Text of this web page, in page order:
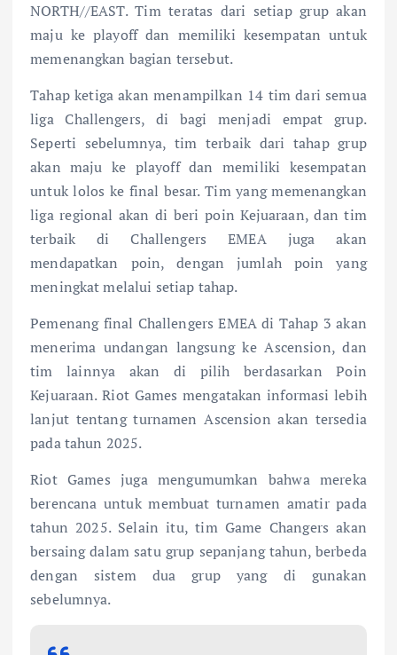
NORTH//EAST. Tim teratas dari setiap grup akan
maju ke playoff dan memiliki kesempatan untuk
memenangkan bagian tersebut.
Tahap ketiga akan menampilkan 14 tim dari semua
liga Challengers, di bagi menjadi empat grup.
Seperti sebelumnya, tim terbaik dari tahap grup
akan maju ke playoff dan memiliki kesempatan
untuk lolos ke final besar. Tim yang memenangkan
liga regional akan di beri poin Kejuaraan, dan tim
terbaik di Challengers EMEA juga akan
mendapatkan poin, dengan jumlah poin yang
meningkat melalui setiap tahap.
Pemenang final Challengers EMEA di Tahap 3 akan
menerima undangan langsung ke Ascension, dan
tim lainnya akan di pilih berdasarkan Poin
Kejuaraan. Riot Games mengatakan informasi lebih
lanjut tentang turnamen Ascension akan tersedia
pada tahun 2025.
Riot Games juga mengumumkan bahwa mereka
berencana untuk membuat turnamen amatir pada
tahun 2025. Selain itu, tim Game Changers akan
bersaing dalam satu grup sepanjang tahun, berbeda
dengan sistem dua grup yang di gunakan
sebelumnya.